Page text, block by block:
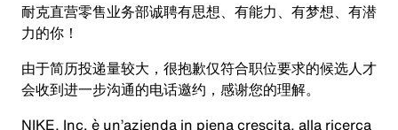
耐克直营零售业务部诚聘有思想、有能力、有梦想、有潜
力的你！
由于简历投递量较大，很抱歉仅符合职位要求的候选人才
会收到进一步沟通的电话邀约，感谢您的理解。
NIKE, Inc. è un’azienda in piena crescita, alla ricerca